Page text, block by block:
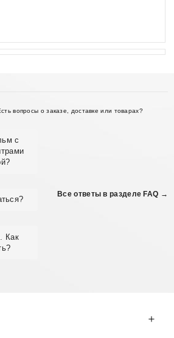
вопросы о заказе, доставке или товарах?
с
Как
Все ответы в разделе FAQ →